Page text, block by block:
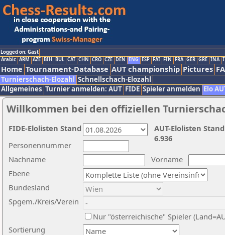
Logged on: Gast
Arabic ARM AZE BIH BUL CAT CHN CRO CZE DEN ENG ESP FAI FIN FRA GER GRE INA
Home Tournament-Database AUT championship Pictures
Turnierschach-Elozahl Schnellschach-Elozahl
Allgemeines Turnier anmelden: AUT FIDE Spieler anmelden Elo
Willkommen bei den offiziellen
Nachname
Vorname
Ebene
Sortierung
Personennummer
Bundesland
Spgem./Kreis/Verein
Nur "österreichische" Spieler
AUT-Elolisten
6.936
FIDE-Elolisten Stand